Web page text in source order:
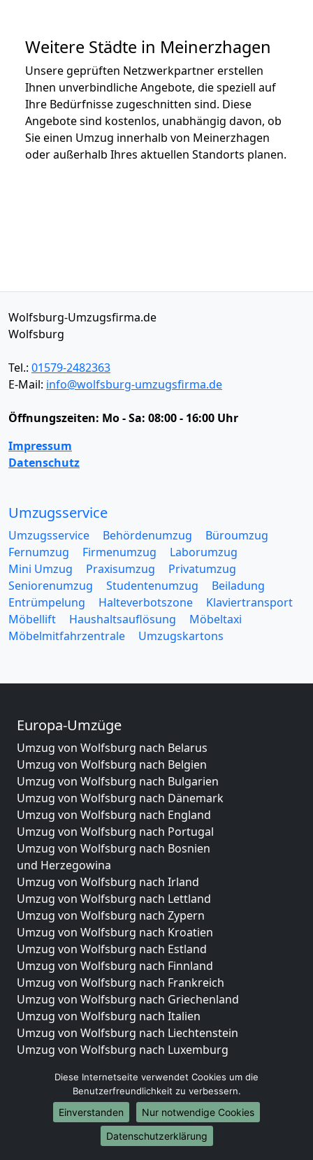
Weitere Städte in Meinerzhagen
Unsere geprüften Netzwerkpartner erstellen
Ihnen unverbindliche Angebote, die speziell auf
Ihre Bedürfnisse zugeschnitten sind. Diese
Angebote sind kostenlos, unabhängig davon, ob
Sie einen Umzug innerhalb von Meinerzhagen
oder außerhalb Ihres aktuellen Standorts planen.
Wolfsburg-Umzugsfirma.de
Wolfsburg
Tel.: 01579-2482363
E-Mail: info@wolfsburg-umzugsfirma.de
Öffnungszeiten: Mo - Sa: 08:00 - 16:00 Uhr
Impressum
Datenschutz
Umzugsservice
Umzugsservice Behördenumzug
Büroumzug
Fernumzug
Firmenumzug
Laborumzug
Mini Umzug
Praxisumzug
Privatumzug
Seniorenumzug
Studentenumzug
Beiladung
Entrümpelung
Halteverbotszone
Klaviertransport
Möbellift
Haushaltsauflösung
Möbeltaxi
Möbelmitfahrzentrale
Umzugskartons
Europa-Umzüge
Umzug von Wolfsburg nach Belarus
Umzug von Wolfsburg nach Belgien
Umzug von Wolfsburg nach Bulgarien
Umzug von Wolfsburg nach Dänemark
Umzug von Wolfsburg nach England
Umzug von Wolfsburg nach Portugal
Umzug von Wolfsburg nach Bosnien
und Herzegowina
Umzug von Wolfsburg nach Irland
Umzug von Wolfsburg nach Lettland
Umzug von Wolfsburg nach Zypern
Umzug von Wolfsburg nach Kroatien
Umzug von Wolfsburg nach Estland
Umzug von Wolfsburg nach Finnland
Umzug von Wolfsburg nach Frankreich
Umzug von Wolfsburg nach Griechenland
Umzug von Wolfsburg nach Italien
Umzug von Wolfsburg nach Liechtenstein
Umzug von Wolfsburg nach Luxemburg
Umzug von Wolfsburg nach Norwegen
Umzüge-Deutschlandweit
Umzug von Wolfsburg nach Berlin
Umzug von Wolfsburg nach Hamburg
Diese Internetseite verwendet Cookies um die
Benutzerfreundlichkeit zu verbessern.
Einverstanden
Nur notwendige Cookies
Datenschutzerklärung